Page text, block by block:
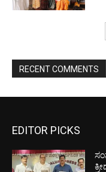
RECENT COMMENTS
EDITOR PICKS